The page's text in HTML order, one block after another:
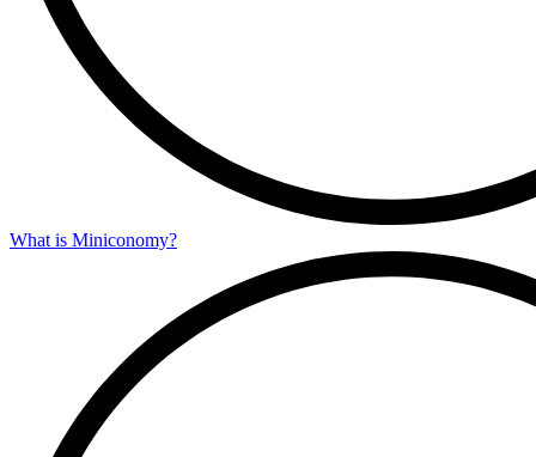
What is Miniconomy?